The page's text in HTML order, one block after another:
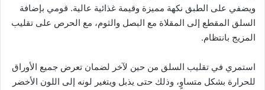
ويضفي على الطبق نكهة مميزة وقيمة غذائية عالية. قومي بإضافة
السلق المقطع إلى المقلاة مع البصل والثوم، مع الحرص على تقليب
المزيج بانتظام.
استمري في تقليب السلق من حين لآخر لضمان تعرض جميع الأوراق
للحرارة بشكل متساوٍ، وذلك حتى يذبل ويتغير لونه إلى اللون الأخضر